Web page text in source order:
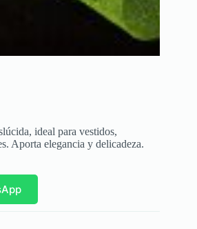
ideal para vestidos,
Aporta elegancia y delicadeza.